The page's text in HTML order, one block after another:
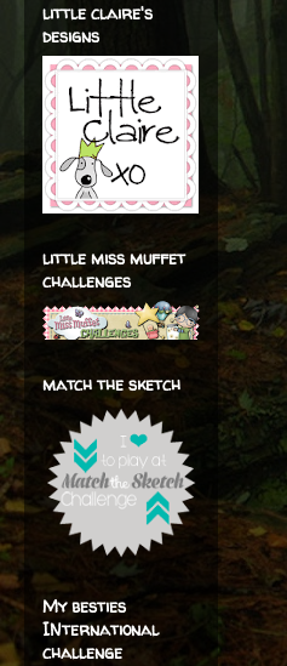
little claire's
designs
little miss muffet
challenges
match the sketch
My besties
INternational
challenge